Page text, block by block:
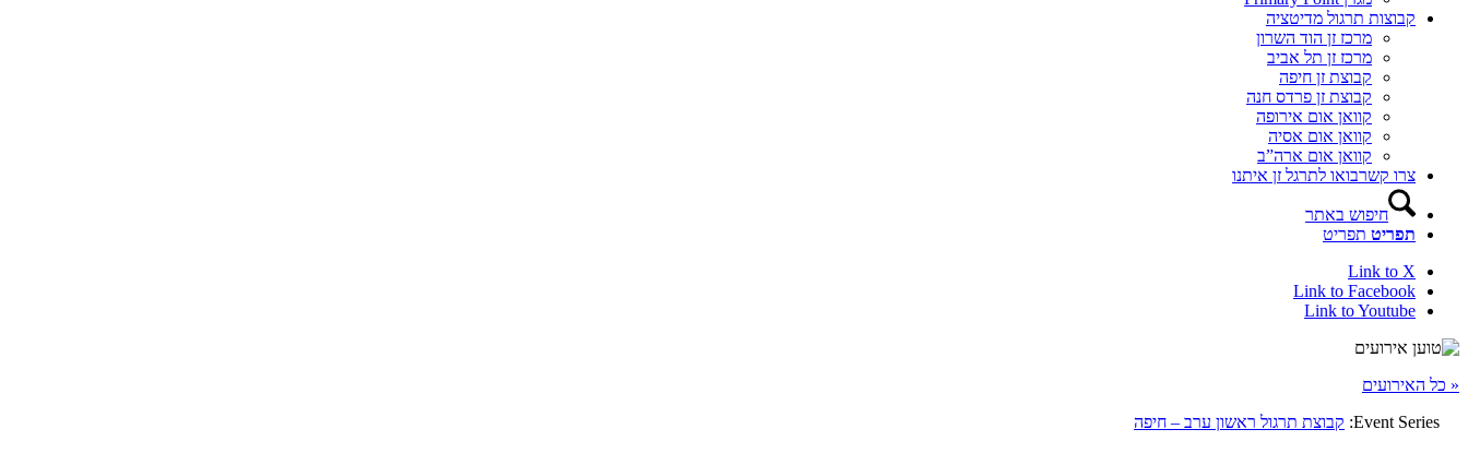
קבוצות תרגול מדיטציה
מרכז זן הוד השרון
מרכז זן תל אביב
קבוצת זן חיפה
קבוצת זן פרדס חנה
קוואן אום אירופה
קוואן אום אסיה
קוואן אום ארה”ב
צרו קשרבואו לתרגל זן איתנו
חיפוש באתר
תפריט תפריט
Link to X
Link to Facebook
Link to Youtube
« כל האירועים
Event Series: קבוצת תרגול ראשון ערב – חיפה